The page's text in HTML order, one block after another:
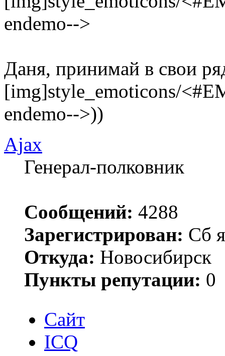
endemo-->
Даня, принимай в свои
[img]style_emoticons/
endemo-->))
Ajax
Генерал-полковник
Сообщений: 4288
Зарегистрирован: Сб
Откуда: Новосибирск
Пункты репутации: 0
Сайт
ICQ